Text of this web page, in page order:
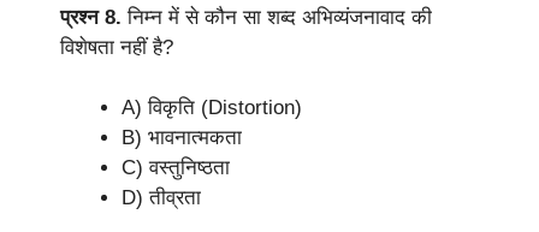
प्रश्न 8. निम्न में से कौन सा शब्द अभिव्यंजनावाद की
विशेषता नहीं है?
A) विकृति (Distortion)
B) भावनात्मकता
C) वस्तुनिष्ठता
D) तीव्रता